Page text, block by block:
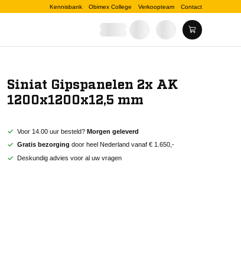
Kennisbank Obimex College Verkoopteam Contact
Siniat Gipspanelen 2x AK
1200x1200x12,5 mm
Voor 14.00 uur besteld? Morgen geleverd
Gratis bezorging door heel Nederland vanaf € 1.650,-
Deskundig advies voor al uw vragen